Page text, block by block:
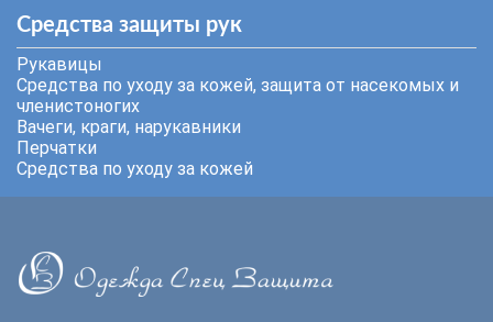
Средства защиты рук
Рукавицы
Средства по уходу за кожей, защита от насекомых и
членистоногих
Вачеги, краги, нарукавники
Перчатки
Средства по уходу за кожей